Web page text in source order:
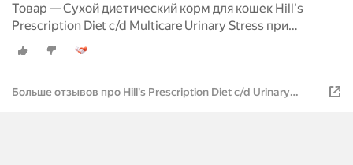
Товар — Сухой диетический корм для кошек Hill's
Prescription Diet c/d Multicare Urinary Stress при
профилактике цистита и мочекаменной болезни (мкб),
в том числе вызванные стрессом, с курицей 400 г
Больше отзывов про Hill's Prescription Diet c/d Urinary